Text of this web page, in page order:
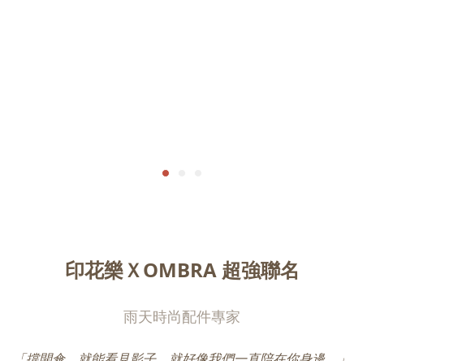
印花樂ＸOMBRA 超強聯名
雨天時尚配件專家